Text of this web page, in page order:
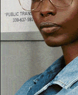
Lanusei, gli
salvano tre
20 Marzo 2026, 23:02